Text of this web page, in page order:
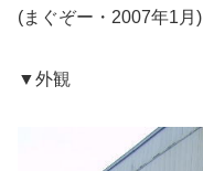
(まぐぞー・2007年1月)
▼外観